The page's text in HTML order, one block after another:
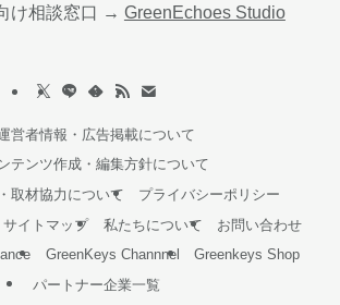
け相談窓口 → GreenEchoes Studio
営者情報・広告掲載について
テンツ作成・編集方針について
取材協力について
プライバシーポリシー
サイトマップ 私たちについて
お問い合わせ
GreenKeys Channnel
Greenkeys Shop
パートナー企業一覧